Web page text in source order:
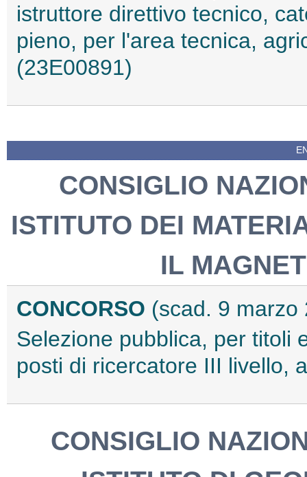
istruttore direttivo tecnico,
pieno, per l'area tecnica,
(23E00891)
CONSIGLIO
ISTITUTO DEI
IL
CONCORSO (scad. 9 marzo
Selezione pubblica, per titoli
posti di ricercatore III livello,
CONSIGLIO